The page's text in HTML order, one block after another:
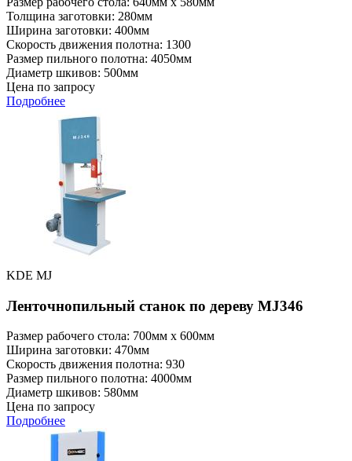
Толщина заготовки: 280мм
Ширина заготовки: 400мм
Скорость движения полотна: 1300
Размер пильного полотна: 4050мм
Диаметр шкивов: 500мм
Цена по запросу
Подробнее
KDE MJ
Ленточнопильный станок по дереву MJ346
Размер рабочего стола: 700мм x 600мм
Ширина заготовки: 470мм
Скорость движения полотна: 930
Размер пильного полотна: 4000мм
Диаметр шкивов: 580мм
Цена по запросу
Подробнее